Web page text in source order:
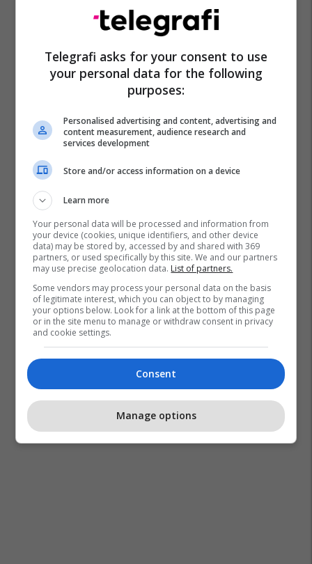
Chelsea Cesc Fabregas
Jose Mourinho
Telegrafi asks for your consent to use
your personal data for the following
purposes:
Personalised advertising and content, advertising and
content measurement, audience research and
services development
Store and/or access information on a device
Learn more
Your personal data will be processed and information from
your device (cookies, unique identifiers, and other device
data) may be stored by, accessed by and shared with 369
partners, or used specifically by this site. We and our partners
may use precise geolocation data. List of partners.
Some vendors may process your personal data on the basis
of legitimate interest, which you can object to by managing
your options below. Look for a link at the bottom of this page
or in the site menu to manage or withdraw consent in privacy
and cookie settings.
Consent
Manage options